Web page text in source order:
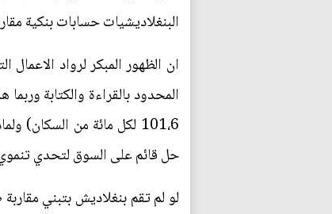
البنغلاديشيات حسابات بنكية مقارنة بنسبة 7% من
ان الظهور المبكر لرواد
101،6 لكل مائة من
حل قائم على السوق لتحدي
لو لم تقم بنغلاديش بتبني